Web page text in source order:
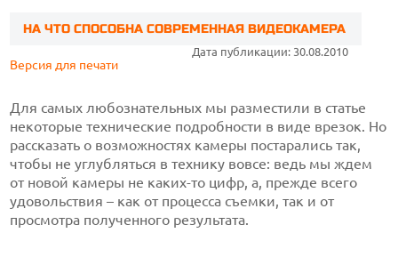
НА ЧТО СПОСОБНА СОВРЕМЕННАЯ ВИДЕОКАМЕРА
Дата публикации: 30.08.2010
Версия для печати
Для самых любознательных мы разместили в статье
некоторые технические подробности в виде врезок. Но
рассказать о возможностях камеры постарались так,
чтобы не углубляться в технику вовсе: ведь мы ждем
от новой камеры не каких-то цифр, а, прежде всего
удовольствия – как от процесса съемки, так и от
просмотра полученного результата.